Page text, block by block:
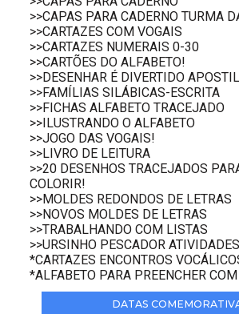
>>CAPAS PARA CADERNO TURMA
>>CARTAZES COM VOGAIS
>>CARTAZES NUMERAIS 0-30
>>CARTÕES DO ALFABETO!
>>DESENHAR É DIVERTIDO
>>FAMÍLIAS SILÁBICAS-ESCRITA
>>FICHAS ALFABETO TRACEJADO
>>ILUSTRANDO O ALFABETO
>>JOGO DAS VOGAIS!
>>LIVRO DE LEITURA
>>20 DESENHOS TRACEJADOS
COLORIR!
>>MOLDES REDONDOS DE LETRAS
>>NOVOS MOLDES DE LETRAS
>>TRABALHANDO COM LISTAS
>>URSINHO PESCADOR
*CARTAZES ENCONTROS
*ALFABETO PARA PREENCHER
DATAS